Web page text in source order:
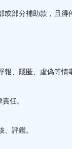
部分補助款，且得
、隱匿、虛偽等情
任。
評鑑。